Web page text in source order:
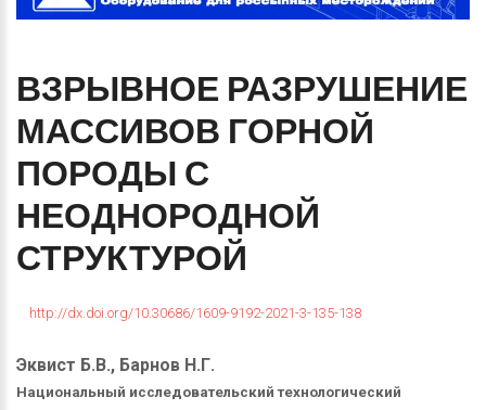
ВЗРЫВНОЕ РАЗРУШЕНИЕ
МАССИВОВ ГОРНОЙ
ПОРОДЫ С
НЕОДНОРОДНОЙ
СТРУКТУРОЙ
http://dx.doi.org/10.30686/1609-9192-2021-3-135-138
Эквист Б.В., Барнов Н.Г.
Национальный исследовательский технологический